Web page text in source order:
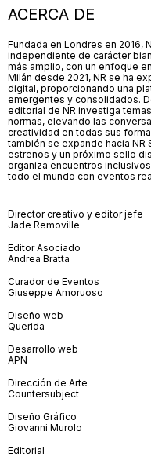
ACERCA DE
Fundada en Londres en 2016,
independiente de carácter
más amplio, con un enfoque
Milán desde 2021, NR se ha
digital, proporcionando una
emergentes y consolidados.
editorial de NR investiga
normas, elevando las
creatividad en todas sus
también se expande hacia NR
estrenos y un próximo sello
organiza encuentros
todo el mundo con eventos
Director creativo y editor jefe
Jade Removille
Editor Asociado
Andrea Bratta
Curador de Eventos
Giuseppe Amoruoso
Diseño web
Querida
Desarrollo web
APN
Dirección de Arte
Countersubject
Diseño Gráfico
Giovanni Murolo
Editorial